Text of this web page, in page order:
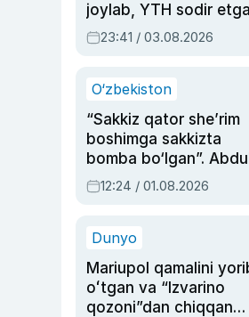
joylab, YTH sodir
ayolga sud hukmi
23:41 / 03.08.2026
O‘zbekiston
“Sakkiz qator she’rim
boshimga sakkizta
bomba bo‘lgan”.
Oripovni siyosiy
ayblovlardan asrab
12:24 / 01.08.2026
Dunyo
Mariupol qamalini
oʻtgan va “Izvarino
qozoni”dan chiqqan